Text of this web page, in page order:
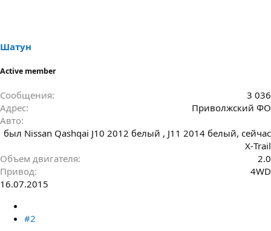
Шатун
Active member
Сообщения
3 036
Адрес
Приволжский ФО
Авто
был Nissan Qashqai J10 2012 белый , J11 2014 белый, сейчас
Х-Trail
Объем двигателя
2.0
Привод
4WD
16.07.2015
#2